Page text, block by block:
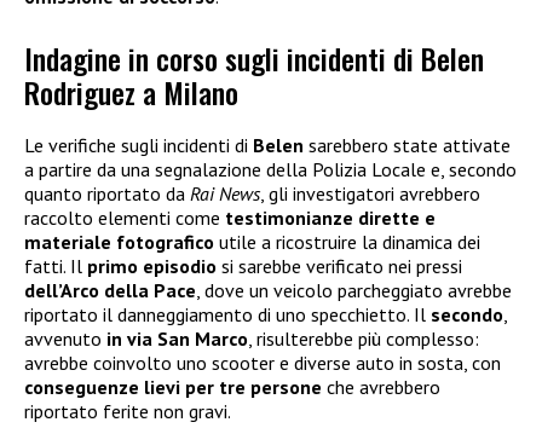
Indagine in corso sugli incidenti di Belen
Rodriguez a Milano
Le verifiche sugli incidenti di Belen sarebbero state attivate
a partire da una segnalazione della Polizia Locale e, secondo
quanto riportato da Rai News, gli investigatori avrebbero
raccolto elementi come testimonianze dirette e
materiale fotografico utile a ricostruire la dinamica dei
fatti. Il primo episodio si sarebbe verificato nei pressi
dell’Arco della Pace , dove un veicolo parcheggiato avrebbe
riportato il danneggiamento di uno specchietto. Il secondo
avvenuto in via San Marco , risulterebbe più complesso:
avrebbe coinvolto uno scooter e diverse auto in sosta, con
conseguenze lievi per tre persone che avrebbero
riportato ferite non gravi.